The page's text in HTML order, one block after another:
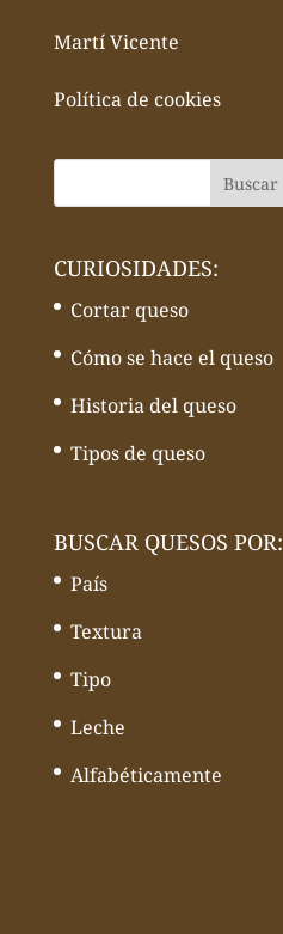
Martí Vicente
Política de cookies
CURIOSIDADES:
Cortar queso
Cómo se hace el queso
Historia del queso
Tipos de queso
BUSCAR QUESOS POR:
País
Textura
Tipo
Leche
Alfabéticamente